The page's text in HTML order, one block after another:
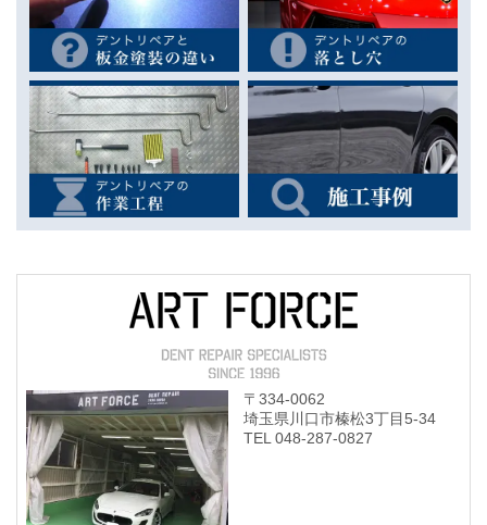
〒334-0062
埼玉県川口市榛松3丁目5-34
TEL 048-287-0827